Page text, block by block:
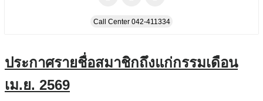
Call Center 042-411334
ประกาศรายชื่อสมาชิกถึงแก่กรรมเดือน
เม.ย. 2569